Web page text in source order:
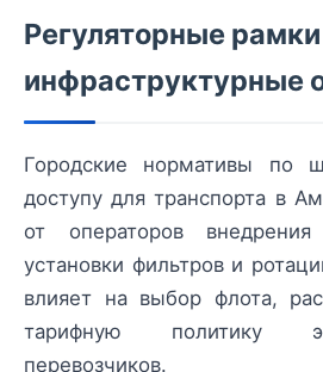
Регуляторные
инфраструктурные
Городские нормативы по
доступу для транспорта в
от операторов внедрения
установки фильтров и
влияет на выбор флота,
тарифную политику
перевозчиков.